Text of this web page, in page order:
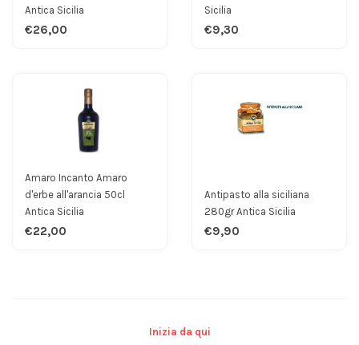
Inizia da qui
Antica Sicilia
€26,00
Sicilia
€9,30
Amaro Incanto Amaro
d'erbe all'arancia 50cl
Antica Sicilia
€22,00
Antipasto alla siciliana
280gr Antica Sicilia
€9,90